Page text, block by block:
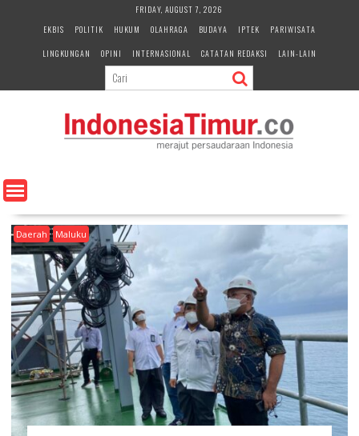
e
n
FRIDAY, AUGUST 7, 2026
EKBIS
POLITIK HUKUM OLAHRAGA BUDAYA IPTEK
PARIWISATA
LINGKUNGAN
OPINI INTERNASIONAL CATATAN REDAKSI LAIN-LAIN
Daerah Maluku